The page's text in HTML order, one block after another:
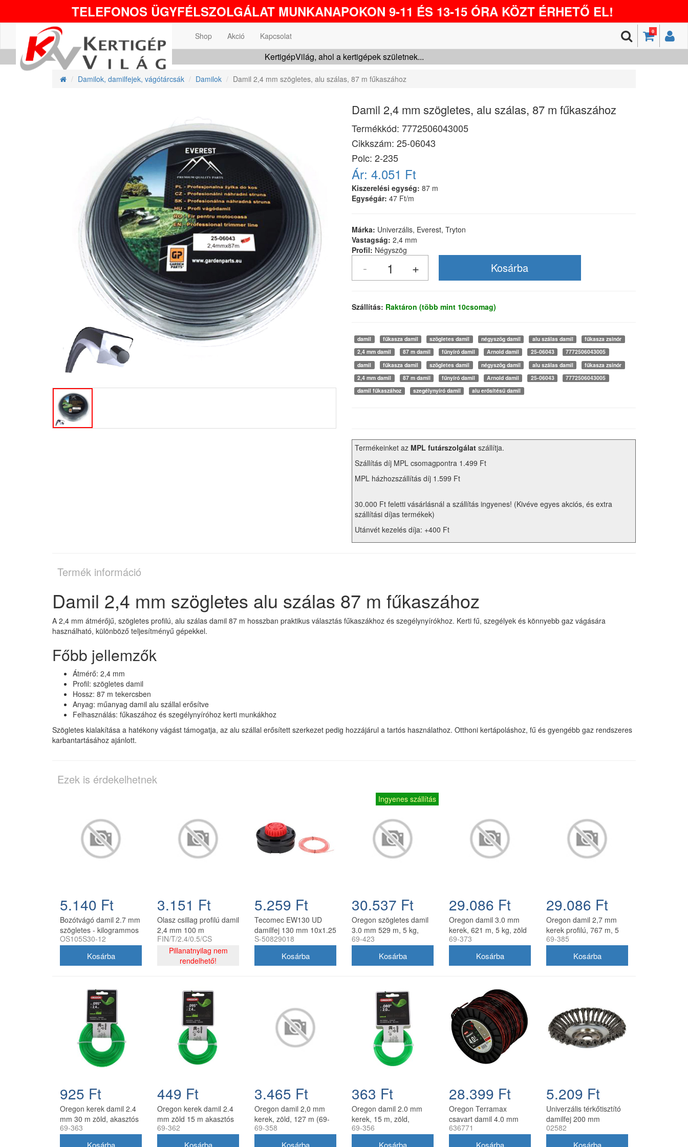
TELEFONOS ÜGYFÉLSZOLGÁLAT MUNKANAPOKON 9-11 ÉS 13-15 ÓRA KÖZT ÉRHETŐ EL!
0
Shop Akció Kapcsolat
KertigépVilág, ahol a kertigépek születnek...
Damilok, damilfejek, vágótárcsák Damilok Damil 2,4 mm szögletes, alu szálas, 87 m fűkaszához
Damil 2,4 mm szögletes, alu szálas, 87 m fűkaszához
Termékkód: 7772506043005
Cikkszám: 25-06043
Polc: 2-235
Ár: 4.051 Ft
Kiszerelési egység: 87 m
Egységár: 47 Ft/m
Márka: Univerzális, Everest, Tryton
Vastagság: 2,4 mm
Profil: Négyszög
Szállítás: Raktáron (több mint 10csomag)
damil fűkasza damil szögletes damil négyszög damil alu szálas damil
fűkasza zsinór
2,4 mm damil
87 m damil fűnyíró damil Arnold damil 25-06043
7772506043005
damil
fűkasza damil szögletes damil négyszög damil alu szálas damil
fűkasza zsinór
2,4 mm damil
87 m damil fűnyíró damil Arnold damil 25-06043
7772506043005
damil fűkaszához
szegélynyíró damil alu erősítésű damil
Termékeinket az MPL futárszolgálat szállítja.
Szállítás díj MPL csomagpontra 1.499 Ft
MPL házhozszállítás díj 1.599 Ft
30.000 Ft feletti vásárlásnál a szállítás ingyenes! (Kivéve egyes akciós, és extra
szállítási díjas termékek)
Utánvét kezelés díja: +400 Ft
Termék információ
Damil 2,4 mm szögletes alu szálas 87 m fűkaszához
A 2,4 mm átmérőjű, szögletes profilú, alu szálas damil 87 m hosszban praktikus választás fűkaszákhoz és szegélynyírókhoz. Kerti fű, szegélyek és könnyebb gaz vágására
használható, különböző teljesítményű gépekkel.
Főbb jellemzők
Átmérő: 2,4 mm
Profil: szögletes damil
Hossz: 87 m tekercsben
Anyag: műanyag damil alu szállal erősítve
Felhasználás: fűkaszához és szegélynyíróhoz kerti munkákhoz
Szögletes kialakítása a hatékony vágást támogatja, az alu szállal erősített szerkezet pedig hozzájárul a tartós használathoz. Otthoni kertápoláshoz, fű és gyengébb gaz rendszeres
karbantartásához ajánlott.
Ezek is érdekelhetnek
5.140 Ft
Bozótvágó damil 2.7 mm
szögletes - kilogrammos
kiszerelés
OS105S30-12
3.151 Ft
Olasz csillag profilú damil
2,4 mm 100 m
FIN/T/2.4/0.5/CS
Pillanatnyilag nem
rendelhető!
5.259 Ft
Tecomec EW130 UD
damilfej 130 mm 10x1.25
balos belső menettel
S-50829018
Ingyenes szállítás
30.537 Ft
Oregon szögletes damil
3.0 mm 529 m, 5 kg,
zöld
69-423
29.086 Ft
Oregon damil 3.0 mm
kerek, 621 m, 5 kg, zöld
69-373
29.086 Ft
Oregon damil 2,7 mm
kerek profilú, 767 m, 5
kg, zöld
69-385
925 Ft
Oregon kerek damil 2.4
mm 30 m zöld, akasztós
kiszerelés
69-363
449 Ft
Oregon kerek damil 2.4
mm zöld 15 m akasztós
kiszerelésben
69-362
3.465 Ft
Oregon damil 2,0 mm
kerek, zöld, 127 m (69-
358)
69-358
363 Ft
Oregon damil 2.0 mm
kerek, 15 m, zöld,
akasztós kiszerelés
69-356
28.399 Ft
Oregon Terramax
csavart damil 4.0 mm
128 m
636771
5.209 Ft
Univerzális térkőtisztító
damilfej 200 mm
utángyártott, 25 mm
02582